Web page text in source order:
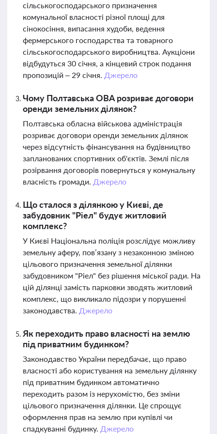
сільськогосподарського призначення
комунальної власності різної площі для
сінокосіння, випасання худоби, ведення
фермерського господарства та товарного
сільськогосподарського виробництва. Аукціони
відбудуться 30 січня, а кінцевий строк подання
пропозицій – 29 січня. Джерело
Чому Полтавська ОВА розриває договори
оренди земельних ділянок?
Полтавська обласна військова адміністрація
розриває договори оренди земельних ділянок
через відсутність фінансування на будівництво
запланованих спортивних об'єктів. Землі після
розірвання договорів повернуться у комунальну
власність громади. Джерело
Що сталося з ділянкою у Києві, де
забудовник "Ріел" будує житловий
комплекс?
У Києві Національна поліція розслідує можливу
земельну аферу, пов’язану з незаконною зміною
цільового призначення земельної ділянки
забудовником "Ріел" без рішення міської ради. На
цій ділянці замість парковки зводять житловий
комплекс, що викликало підозри у порушенні
законодавства. Джерело
Як переходить право власності на землю
під приватним будинком?
Законодавство України передбачає, що право
власності або користування на земельну ділянку
під приватним будинком автоматично
переходить разом із нерухомістю, без зміни
цільового призначення ділянки. Це спрощує
оформлення прав на землю при купівлі чи
спадкуванні будинку. Джерело